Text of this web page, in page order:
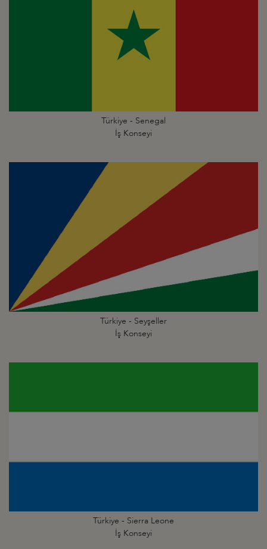
Türkiye - Senegal
İş Konseyi
Türkiye - Seyşeller
İş Konseyi
Türkiye - Sierra Leone
İş Konseyi